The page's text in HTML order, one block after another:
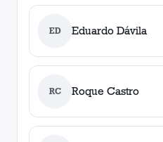
ED Eduardo Dávila
RC Roque Castro